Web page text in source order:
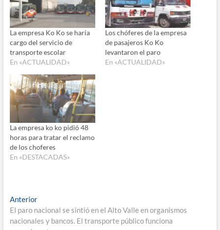
La empresa Ko Ko se haría
cargo del servicio de
transporte escolar
En «ACTUALIDAD»
Los chóferes de la empresa
de pasajeros Ko Ko
levantaron el paro
En «ACTUALIDAD»
La empresa ko ko pidió 48
horas para tratar el reclamo
de los choferes
En «DESTACADAS»
Navegación
de
AnteriorEntrada
anterior:
El paro nacional se sintió en el Alto Valle en organismos
nacionales y bancos. El transporte público funciona